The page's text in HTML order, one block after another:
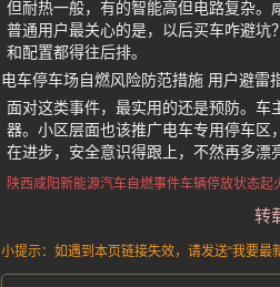
但耐热一般，有的智能高但电路复杂。
普通用户最关心的是，以后买车咋避坑
和配置都得往后排。
电车停车场自燃风险防范措施 用户避雷
面对这类事件，最实用的还是预防。
器。小区层面也该推广电车专用停车区
在进步，安全意识得跟上，不然再多漂
陕西咸阳新能源汽车自燃事件车辆停放状态起
转
小提示：如遇到本页链接失效，请发送“我要最